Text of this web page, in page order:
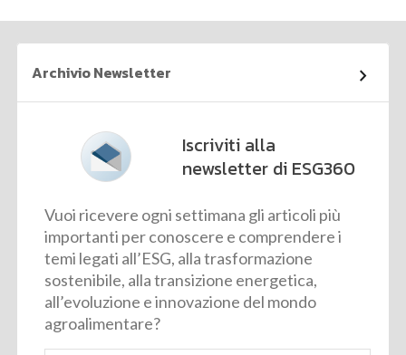
Archivio Newsletter
Iscriviti alla
newsletter di ESG360
Vuoi ricevere ogni settimana gli articoli più
importanti per conoscere e comprendere i
temi legati all’ESG, alla trasformazione
sostenibile, alla transizione energetica,
all’evoluzione e innovazione del mondo
agroalimentare?